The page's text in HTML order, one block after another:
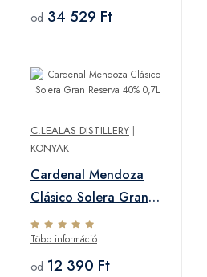
od 34 529 Ft
C.LEALAS DISTILLERY |
KONYAK
Cardenal Mendoza
Clásico Solera Gran
Reserva 40% 0,7L
Több információ
od 12 390 Ft